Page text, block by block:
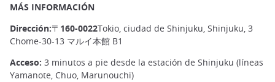
MÁS INFORMACIÓN
Dirección:〒160-0022Tokio, ciudad de Shinjuku, Shinjuku, 3
Chome-30-13 マルイ本館 B1
Acceso: 3 minutos a pie desde la estación de Shinjuku (líneas
Yamanote, Chuo, Marunouchi)